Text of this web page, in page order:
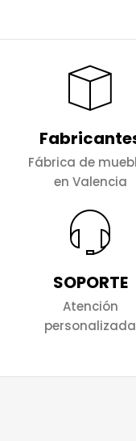
Fábrica de
en Valencia
SOPORTE
Atención
personalizada